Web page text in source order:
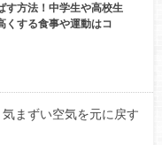
す方法！中学生や高校生
くする食事や運動はコ
まずい空気を元に戻す